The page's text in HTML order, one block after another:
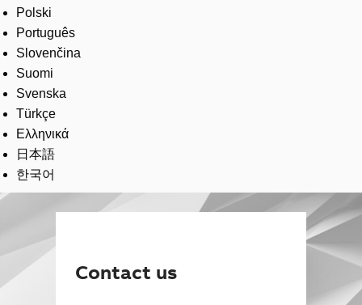
Polski
Português
Slovenčina
Suomi
Svenska
Türkçe
Ελληνικά
日本語
한국어
Contact us